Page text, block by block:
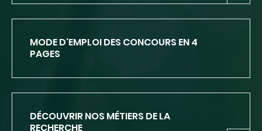
PLAQUETTE
MODE D'EMPLOI DES CONCOURS EN 4
PAGES
DÉCOUVRIR NOS MÉTIERS DE LA
RECHERCHE